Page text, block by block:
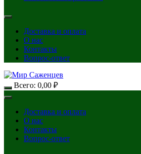
Доставка и оплата
О нас
Контакты
Вопрос-ответ
Всего: 0,00 ₽
Доставка и оплата
О нас
Контакты
Вопрос-ответ